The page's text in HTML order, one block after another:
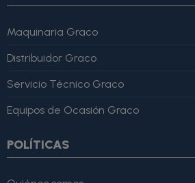
Maquinaria Graco
Distribuidor Graco
Servicio Técnico Graco
Equipos de Ocasión Graco
POLÍTICAS